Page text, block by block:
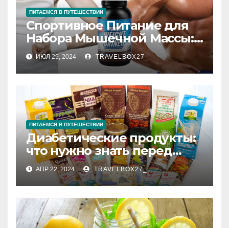
ПИТАЕМСЯ В ПУТЕШЕСТВИИ
Спортивное Питание для
Набора Мышечной Массы:
Ключ к Эффективному
Росту Мышц
ИЮЛ 29, 2024 TRAVELBOX27_
ПИТАЕМСЯ В ПУТЕШЕСТВИИ
Диабетические продукты:
что нужно знать перед
покупкой
АПР 22, 2024 TRAVELBOX27_